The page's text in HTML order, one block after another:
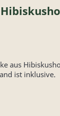
aus
ist inklusive.